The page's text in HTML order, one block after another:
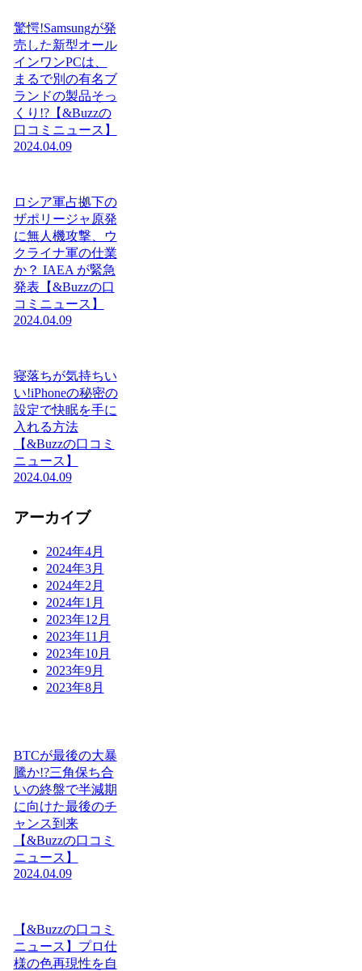
驚愕!Samsungが発
売した新型オール
インワンPCは、
まるで別の有名ブ
ランドの製品そっ
くり!?【&Buzzの
口コミニュース】
2024.04.09
ロシア軍占拠下の
ザポリージャ原発
に無人機攻撃、ウ
クライナ軍の仕業
か？ IAEA が緊急
発表【&Buzzの口
コミニュース】
2024.04.09
寝落ちが気持ちい
い!iPhoneの秘密の
設定で快眠を手に
入れる方法
【&Buzzの口コミ
ニュース】
2024.04.09
アーカイブ
2024年4月
2024年3月
2024年2月
2024年1月
2023年12月
2023年11月
2023年10月
2023年9月
2023年8月
BTCが最後の大暴
騰か!?三角保ち合
いの終盤で半減期
に向けた最後のチ
ャンス到来
【&Buzzの口コミ
ニュース】
2024.04.09
【&Buzzの口コミ
ニュース】プロ仕
様の色再現性を自